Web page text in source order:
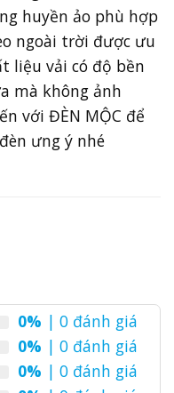
huyền ảo phù hợp
ngoài trời được ưu
liệu vải có độ bền
mà không ảnh
với ĐÈN MỘC để
ưng ý nhé
0% | 0 đánh giá
0% | 0 đánh giá
0% | 0 đánh giá